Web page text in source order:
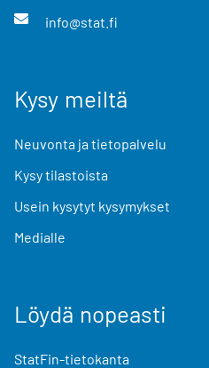
info@stat.fi
Kysy meiltä
Neuvonta ja tietopalvelu
Kysy tilastoista
Usein kysytyt kysymykset
Medialle
Löydä nopeasti
StatFin-tietokanta